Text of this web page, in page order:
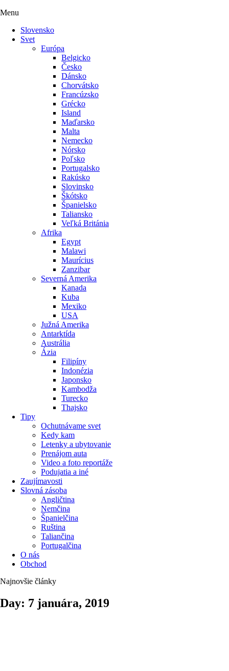
Menu
Slovensko
Svet
Európa
Belgicko
Česko
Dánsko
Chorvátsko
Francúzsko
Grécko
Island
Maďarsko
Malta
Nemecko
Nórsko
Poľsko
Portugalsko
Rakúsko
Slovinsko
Škótsko
Španielsko
Taliansko
Veľká Británia
Afrika
Egypt
Malawi
Maurícius
Zanzibar
Severná Amerika
Kanada
Kuba
Mexiko
USA
Južná Amerika
Antarktída
Austrália
Ázia
Filipíny
Indonézia
Japonsko
Kambodža
Turecko
Thajsko
Tipy
Ochutnávame svet
Kedy kam
Letenky a ubytovanie
Prenájom auta
Video a foto reportáže
Podujatia a iné
Zaujímavosti
Slovná zásoba
Angličtina
Nemčina
Španielčina
Ruština
Taliančina
Portugalčina
O nás
Obchod
Najnovšie články
Day: 7 januára, 2019